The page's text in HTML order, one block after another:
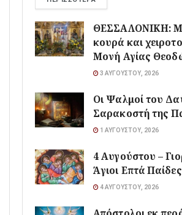
ΘΕΣΣΑΛΟΝΙΚΗ:
κουρά και
Μονή Αγίας
3 ΑΥΓΟΎΣΤΟΥ, 2026
Οι Ψαλμοί του
Σαρακοστή της
1 ΑΥΓΟΎΣΤΟΥ, 2026
4 Αυγούστου –
Άγιοι Επτά
4 ΑΥΓΟΎΣΤΟΥ, 2026